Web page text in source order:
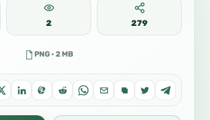
2 279
PNG · 2 MB